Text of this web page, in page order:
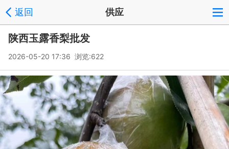
返回 供应
陕西玉露香梨批发
2026-05-20 17:36 浏览:622